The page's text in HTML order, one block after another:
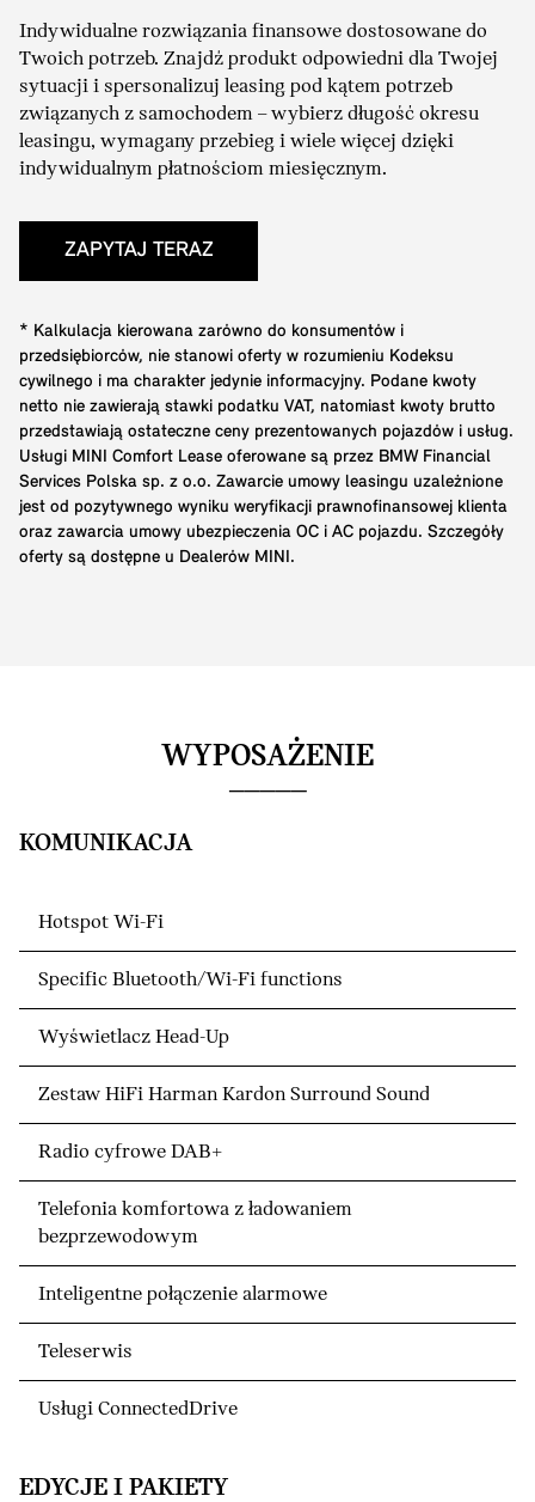
Indywidualne rozwiązania finansowe dostosowane do
Twoich potrzeb. Znajdź produkt odpowiedni dla Twojej
sytuacji i spersonalizuj leasing pod kątem potrzeb
związanych z samochodem – wybierz długość okresu
leasingu, wymagany przebieg i wiele więcej dzięki
indywidualnym płatnościom miesięcznym.
ZAPYTAJ TERAZ
* Kalkulacja kierowana zarówno do konsumentów i
przedsiębiorców, nie stanowi oferty w rozumieniu Kodeksu
cywilnego i ma charakter jedynie informacyjny. Podane kwoty
netto nie zawierają stawki podatku VAT, natomiast kwoty brutto
przedstawiają ostateczne ceny prezentowanych pojazdów i usług.
Usługi MINI Comfort Lease oferowane są przez BMW Financial
Services Polska sp. z o.o. Zawarcie umowy leasingu uzależnione
jest od pozytywnego wyniku weryfikacji prawnofinansowej klienta
oraz zawarcia umowy ubezpieczenia OC i AC pojazdu. Szczegóły
oferty są dostępne u Dealerów MINI.
WYPOSAŻENIE
KOMUNIKACJA
Hotspot Wi-Fi
Specific Bluetooth/Wi-Fi functions
Wyświetlacz Head-Up
Zestaw HiFi Harman Kardon Surround Sound
Radio cyfrowe DAB+
Telefonia komfortowa z ładowaniem
bezprzewodowym
Inteligentne połączenie alarmowe
Teleserwis
Usługi ConnectedDrive
EDYCJE I PAKIETY